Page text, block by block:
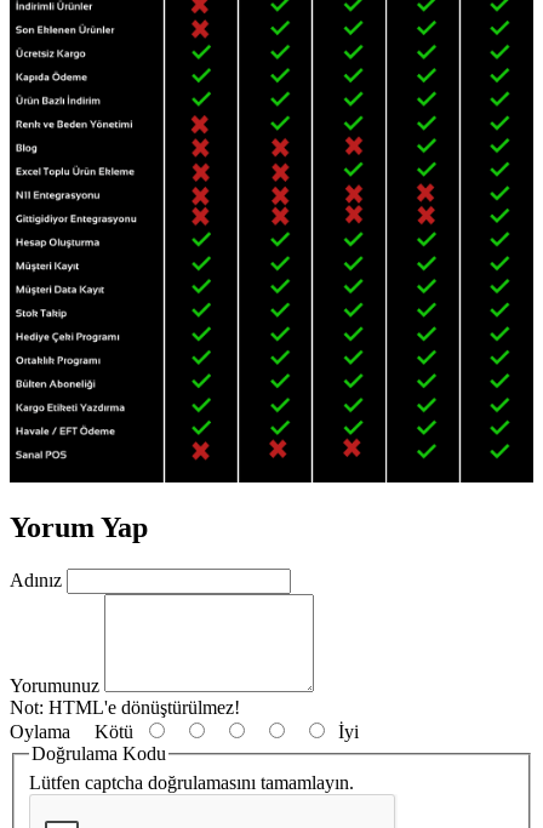
Yorum Yap
Adınız
Yorumunuz
Not: HTML'e dönüştürülmez!
Oylama Kötü
İyi
Doğrulama Kodu
Lütfen captcha doğrulamasını tamamlayın.